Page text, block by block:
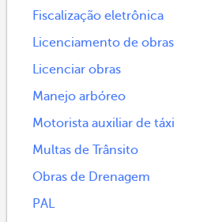
Fiscalização eletrônica
Licenciamento de obras
Licenciar obras
Manejo arbóreo
Motorista auxiliar de táxi
Multas de Trânsito
Obras de Drenagem
PAL